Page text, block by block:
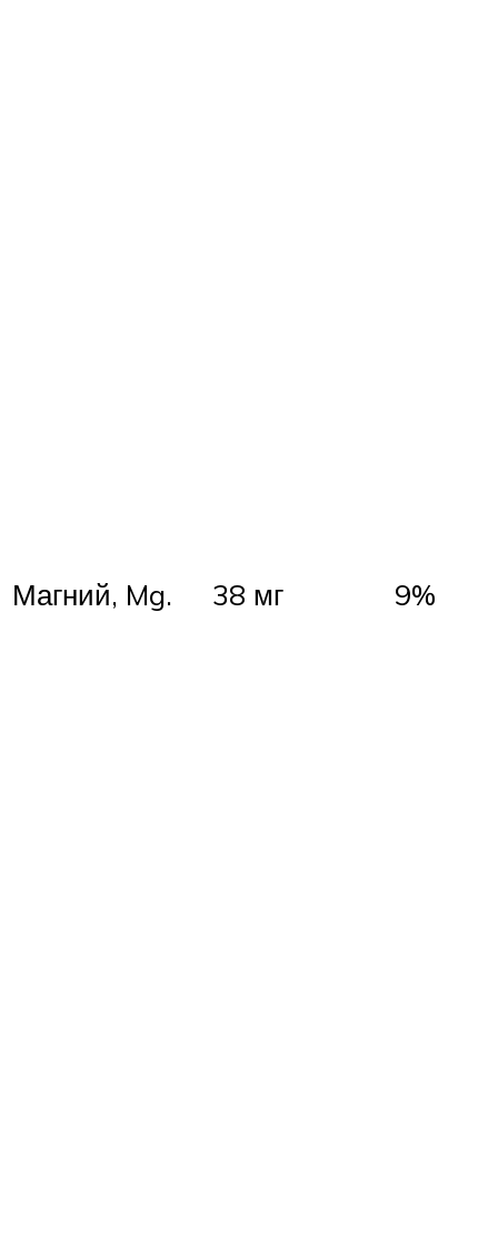
Магний, Mg. 38 мг 9%